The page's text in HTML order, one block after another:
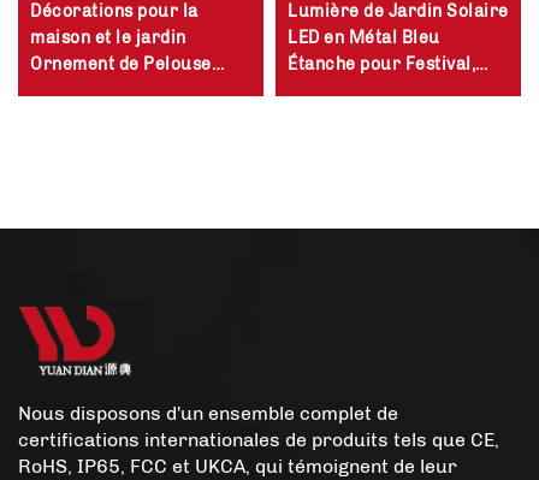
Décorations pour la
maison et le jardin
Ornement de Pelouse
Sculpture Rustique
Lumière de Jardin Solaire
LED en Métal Bleu
Étanche pour Festival,
Terrasse et Extérieur en
Nous disposons d'un ensemble complet de
certifications internationales de produits tels que CE,
RoHS, IP65, FCC et UKCA, qui témoignent de leur